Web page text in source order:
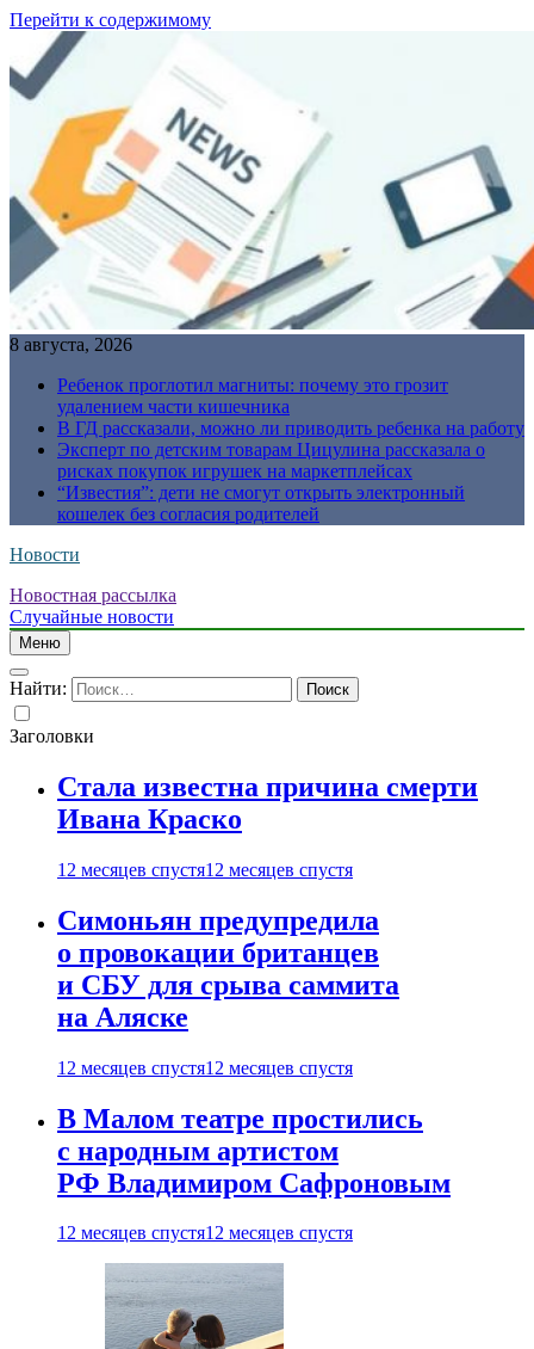
Перейти к содержимому
8 августа, 2026
Ребенок проглотил магниты: почему это грозит
удалением части кишечника
В ГД рассказали, можно ли приводить ребенка на работу
Эксперт по детским товарам Цицулина рассказала о
рисках покупок игрушек на маркетплейсах
“Известия”: дети не смогут открыть электронный
кошелек без согласия родителей
Новости
Новостная рассылка
Случайные новости
Меню
Найти:
Заголовки
Стала известна причина смерти
Ивана Краско
12 месяцев спустя12 месяцев спустя
Симоньян предупредила
о провокации британцев
и СБУ для срыва саммита
на Аляске
12 месяцев спустя12 месяцев спустя
В Малом театре простились
с народным артистом
РФ Владимиром Сафроновым
12 месяцев спустя12 месяцев спустя